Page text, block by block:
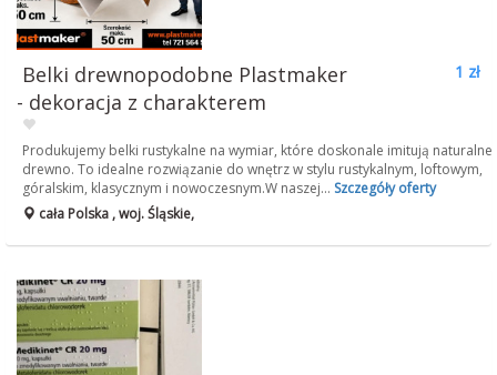
Belki drewnopodobne Plastmaker
- dekoracja z charakterem
1 zł
Produkujemy belki rustykalne na wymiar, które doskonale imitują naturalne
drewno. To idealne rozwiązanie do wnętrz w stylu rustykalnym, loftowym,
góralskim, klasycznym i nowoczesnym.W naszej... Szczegóły oferty
cała Polska , woj. Śląskie,